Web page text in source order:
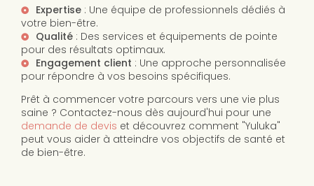
Expertise : Une équipe de professionnels dédiés à
votre bien-être.
Qualité : Des services et équipements de pointe
pour des résultats optimaux.
Engagement client : Une approche personnalisée
pour répondre à vos besoins spécifiques.
Prêt à commencer votre parcours vers une vie plus
saine ? Contactez-nous dès aujourd'hui pour une
demande de devis et découvrez comment "Yuluka"
peut vous aider à atteindre vos objectifs de santé et
de bien-être.